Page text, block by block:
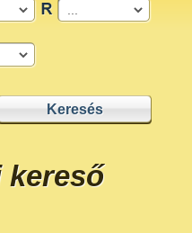
kereső